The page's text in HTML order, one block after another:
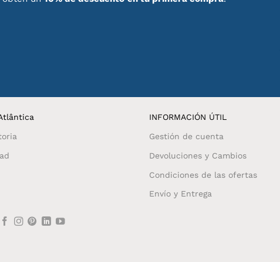
INFORMACIÓN ÚTIL
Gestión de cuenta
Devoluciones y Cambios
Condiciones de las ofertas
Envío y Entrega